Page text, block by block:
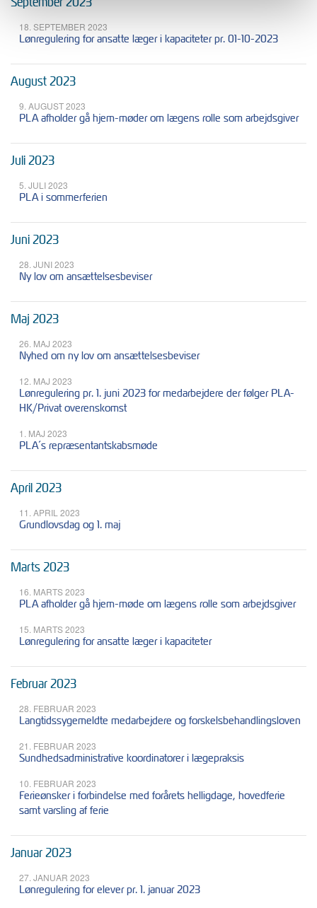
18. SEPTEMBER 2023
Lønregulering for ansatte læger i kapaciteter pr. 01-10-2023
August 2023
9. AUGUST 2023
PLA afholder gå hjem-møder om lægens rolle som arbejdsgiver
Juli 2023
5. JULI 2023
PLA i sommerferien
Juni 2023
28. JUNI 2023
Ny lov om ansættelsesbeviser
Maj 2023
26. MAJ 2023
Nyhed om ny lov om ansættelsesbeviser
12. MAJ 2023
Lønregulering pr. 1. juni 2023 for medarbejdere der følger PLA-
HK/Privat overenskomst
1. MAJ 2023
PLA´s repræsentantskabsmøde
April 2023
11. APRIL 2023
Grundlovsdag og 1. maj
Marts 2023
16. MARTS 2023
PLA afholder gå hjem-møde om lægens rolle som arbejdsgiver
15. MARTS 2023
Lønregulering for ansatte læger i kapaciteter
Februar 2023
28. FEBRUAR 2023
Langtidssygemeldte medarbejdere og forskelsbehandlingsloven
21. FEBRUAR 2023
Sundhedsadministrative koordinatorer i lægepraksis
10. FEBRUAR 2023
Ferieønsker i forbindelse med forårets helligdage, hovedferie
samt varsling af ferie
Januar 2023
27. JANUAR 2023
Lønregulering for elever pr. 1. januar 2023